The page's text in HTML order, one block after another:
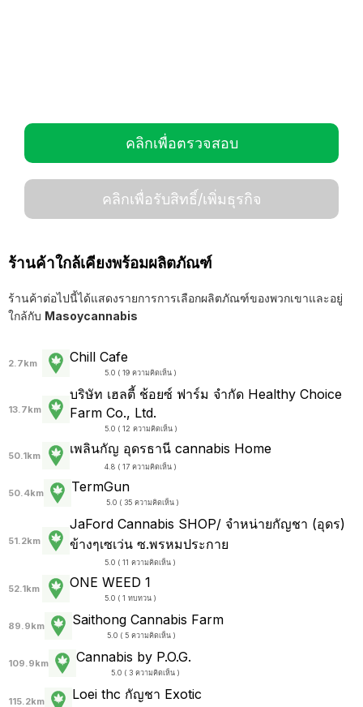
คลิกเพื่อตรวจสอบ
คลิกเพื่อรับสิทธิ์/เพิ่มธุรกิจ
ร้านค้าใกล้เคียงพร้อมผลิตภัณฑ์
ร้านค้าต่อไปนี้ได้แสดงรายการการเลือกผลิตภัณฑ์ของพวกเขาและอยู่
ใกล้กับ Masoycannabis
2.7km Chill Cafe
5.0 ( 19 ความคิดเห็น )
13.7km
บริษัท เฮลตี้ ช้อยซ์ ฟาร์ม จำกัด Healthy Choice
Farm Co., Ltd.
5.0 ( 12 ความคิดเห็น )
50.1km เพลินกัญ อุดรธานี cannabis Home
4.8 ( 17 ความคิดเห็น )
50.4km TermGun
5.0 ( 35 ความคิดเห็น )
51.2km
JaFord Cannabis SHOP/ จำหน่ายกัญชา (อุดร)
ข้างๆเซเว่น ซ.พรหมประกาย
5.0 ( 11 ความคิดเห็น )
52.1km ONE WEED 1
5.0 ( 1 ทบทวน )
89.9km Saithong Cannabis Farm
5.0 ( 5 ความคิดเห็น )
109.9km Cannabis by P.O.G.
5.0 ( 3 ความคิดเห็น )
115.2km Loei thc กัญชา Exotic